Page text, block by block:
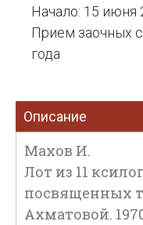
Начало: 15 июня
Прием заочных
года
Описание
Махов И.
Лот из 11
посвященных
Ахматовой.